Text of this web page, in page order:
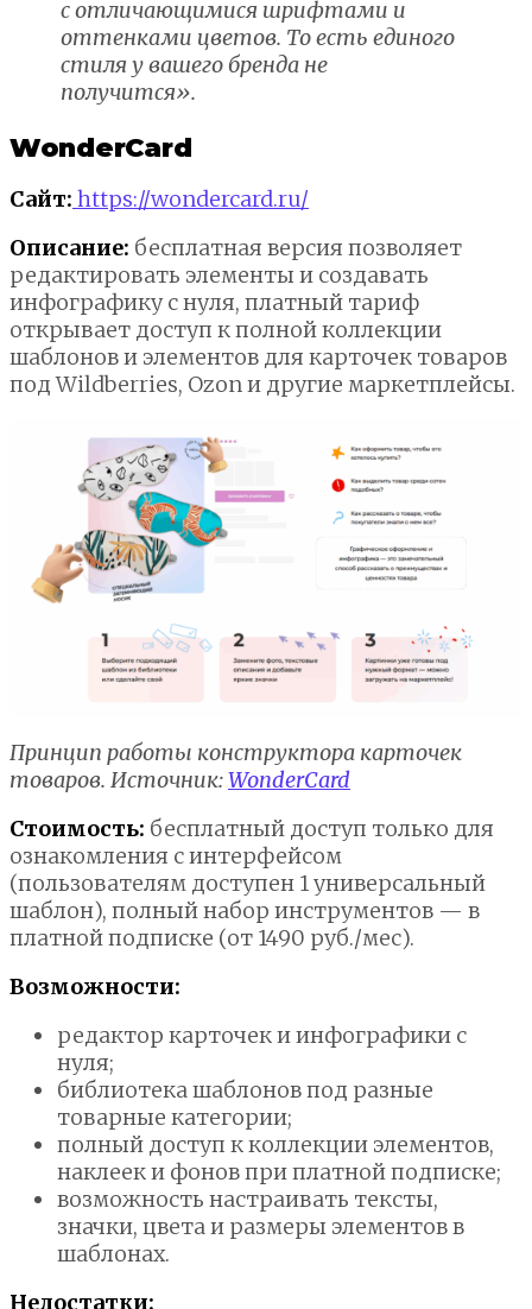
с отличающимися шрифтами и
оттенками цветов. То есть единого
стиля у вашего бренда не
получится».
WonderCard
Сайт: https://wondercard.ru/
Описание: бесплатная версия позволяет
редактировать элементы и создавать
инфографику с нуля, платный тариф
открывает доступ к полной коллекции
шаблонов и элементов для карточек товаров
под Wildberries, Ozon и другие маркетплейсы.
Принцип работы конструктора карточек
товаров. Источник:WonderCard
Стоимость: бесплатный доступ только для
ознакомления с интерфейсом
(пользователям доступен 1 универсальный
шаблон), полный набор инструментов — в
платной подписке (от 1490 руб./мес).
Возможности:
редактор карточек и инфографики с
нуля;
библиотека шаблонов под разные
товарные категории;
полный доступ к коллекции элементов,
наклеек и фонов при платной подписке;
возможность настраивать тексты,
значки, цвета и размеры элементов в
шаблонах.
Недостатки: